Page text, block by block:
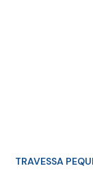
TRAVESSA